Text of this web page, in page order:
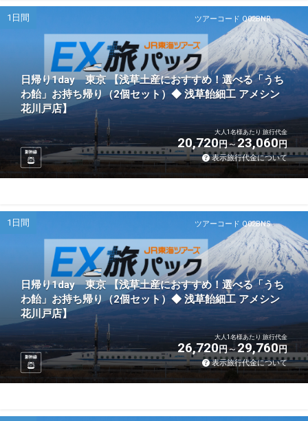
ツアーコード Q02BNR
1日間
日帰り1day 東京 【浅草土産におすすめ！選べる「うち
わ飴」お持ち帰り（2個セット）◆ 浅草飴細工 アメシン
花川戸店】
新幹線
大人1名様あたり 旅行代金
20,720円 23,060円
表示旅行代金について
ツアーコード Q02BNS
1日間
日帰り1day 東京 【浅草土産におすすめ！選べる「うち
わ飴」お持ち帰り（2個セット）◆ 浅草飴細工 アメシン
花川戸店】
新幹線
大人1名様あたり 旅行代金
26,720円 29,760円
表示旅行代金について